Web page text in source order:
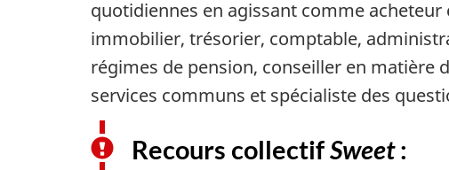
quotidiennes en agissant comme
immobilier, trésorier, comptable,
régimes de pension, conseiller en matière
services communs et spécialiste des
Recours collectifSweet: